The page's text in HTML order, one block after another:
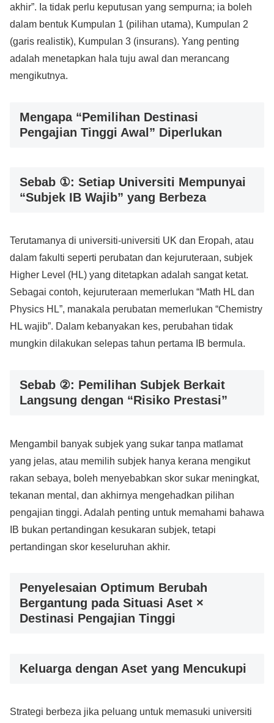
akhir”. Ia tidak perlu keputusan yang sempurna; ia boleh
dalam bentuk Kumpulan 1 (pilihan utama), Kumpulan 2
(garis realistik), Kumpulan 3 (insurans). Yang penting
adalah menetapkan hala tuju awal dan merancang
mengikutnya.
Mengapa “Pemilihan Destinasi
Pengajian Tinggi Awal” Diperlukan
Sebab ①: Setiap Universiti Mempunyai
“Subjek IB Wajib” yang Berbeza
Terutamanya di universiti-universiti UK dan Eropah, atau
dalam fakulti seperti perubatan dan kejuruteraan, subjek
Higher Level (HL) yang ditetapkan adalah sangat ketat.
Sebagai contoh, kejuruteraan memerlukan “Math HL dan
Physics HL”, manakala perubatan memerlukan “Chemistry
HL wajib”. Dalam kebanyakan kes, perubahan tidak
mungkin dilakukan selepas tahun pertama IB bermula.
Sebab ②: Pemilihan Subjek Berkait
Langsung dengan “Risiko Prestasi”
Mengambil banyak subjek yang sukar tanpa matlamat
yang jelas, atau memilih subjek hanya kerana mengikut
rakan sebaya, boleh menyebabkan skor sukar meningkat,
tekanan mental, dan akhirnya mengehadkan pilihan
pengajian tinggi. Adalah penting untuk memahami bahawa
IB bukan pertandingan kesukaran subjek, tetapi
pertandingan skor keseluruhan akhir.
Penyelesaian Optimum Berubah
Bergantung pada Situasi Aset ×
Destinasi Pengajian Tinggi
Keluarga dengan Aset yang Mencukupi
Strategi berbeza jika peluang untuk memasuki universiti